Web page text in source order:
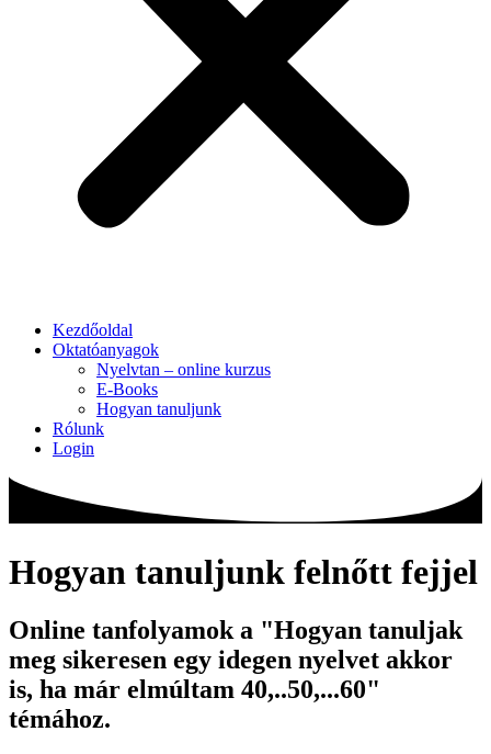
Kezdőoldal
Oktatóanyagok
Nyelvtan – online kurzus
E-Books
Hogyan tanuljunk
Rólunk
Login
Hogyan tanuljunk felnőtt fejjel
Online tanfolyamok a "Hogyan tanuljak
meg sikeresen egy idegen nyelvet akkor
is, ha már elmúltam 40,..50,...60"
témához.